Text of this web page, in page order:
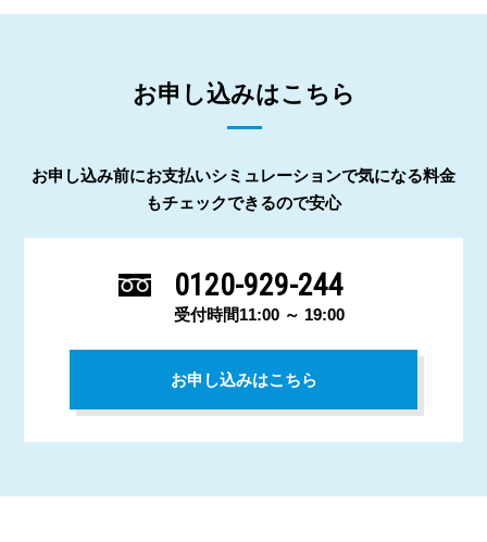
お申し込みはこちら
お申し込み前にお支払いシミュレーションで気になる料金
もチェックできるので安心
0120-929-244
受付時間11:00 ～ 19:00
お申し込みはこちら